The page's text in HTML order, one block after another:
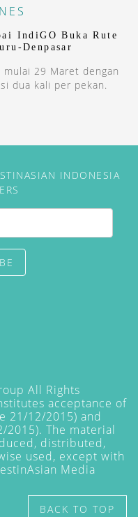
IndiGO Buka Rute
Denpasar
mulai 29 Maret dengan
dua kali per pekan.
INDONESIA
All Rights
acceptance of
21/12/2015) and
2015). The material
distributed,
used, except with
Media
BACK TO TOP